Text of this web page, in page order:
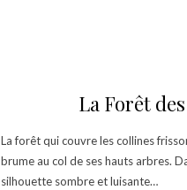
La Forêt
La forêt qui couvre les collines
brume au col de ses hauts arbres.
silhouette sombre et luisante…